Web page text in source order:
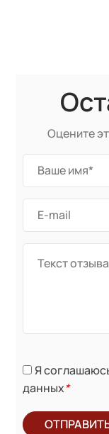
Оцените
Я
данных*